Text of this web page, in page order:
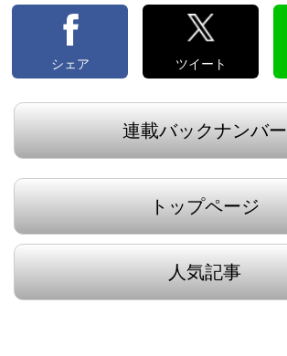
シェア ツイート
連載バックナンバー
トップページ
人気記事